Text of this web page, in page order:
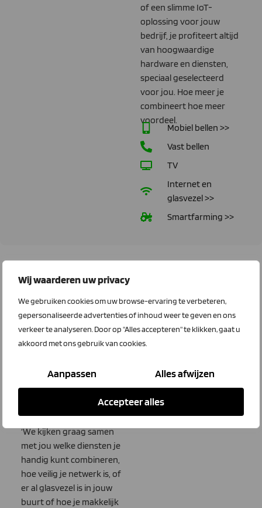
Wij waarderen uw privacy
We gebruiken cookies om uw browse-ervaring te verbeteren,
gepersonaliseerde advertenties of inhoud weer te geven en ons
verkeer te analyseren. Door op "Alles accepteren" te klikken, gaat u
akkoord met ons gebruik van cookies.
Aanpassen Alles afwijzen
Accepteer alles
of een slimme IoT-
oplossing voor jouw
bedrijf, je profiteert altijd
van hoogwaardige
hardware en diensten,
speciaal geselecteerd
voor jou. Hoe meer je
combineert hoe meer
voordeel.
Mobiel bellen >>
Vast bellen
TV
Internet en
glasvezel >>
Smartfarming >>
Kunnen wij je
helpen?
De adviseurs van LTO
Connect & Call houden de
Kruithof en Niels van den
‘We kijken graag samen
met jou welke diensten je
handig kunt combineren,
hoe veilig je netwerk is, of
er al glasvezel is in jouw
buurt of hoe je makkelijk